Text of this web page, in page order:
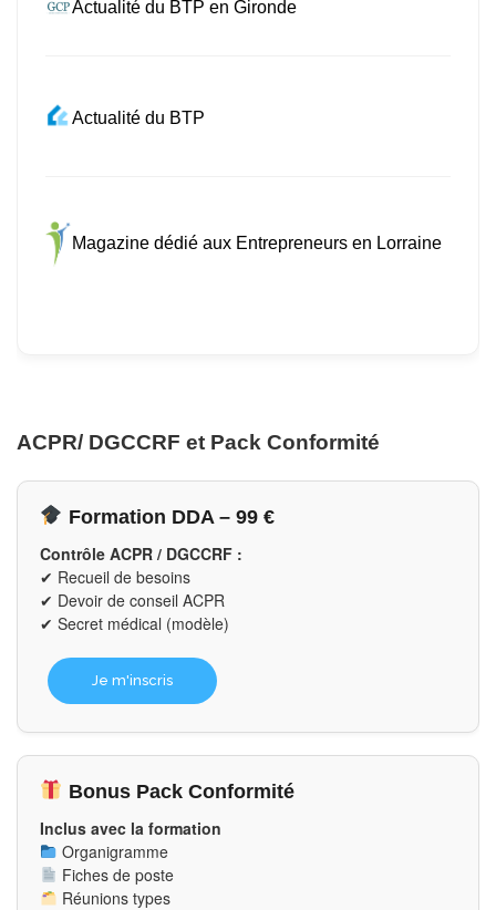
Actualité du BTP en Gironde
Actualité du BTP
Magazine dédié aux Entrepreneurs en Lorraine
ACPR/ DGCCRF et Pack Conformité
Formation DDA – 99 €
Contrôle ACPR / DGCCRF :
✔ Recueil de besoins
✔ Devoir de conseil ACPR
✔ Secret médical (modèle)
Je m'inscris
Bonus Pack Conformité
Inclus avec la formation
Organigramme
Fiches de poste
Réunions types